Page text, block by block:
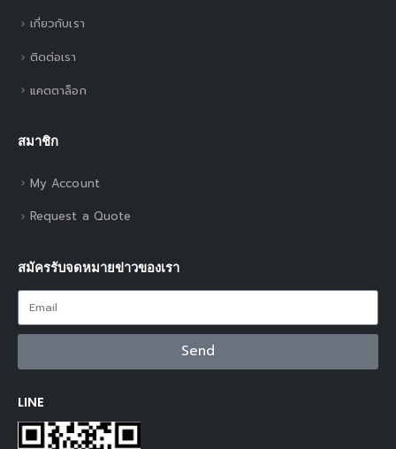
เกี่ยวกับเรา
ติดต่อเรา
แคตตาล็อก
สมาชิก
My Account
Request a Quote
สมัครรับจดหมายข่าวของเรา
Send
LINE